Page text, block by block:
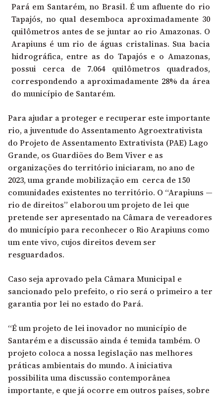
Pará em Santarém, no Brasil. É um afluente do rio
Tapajós, no qual desemboca aproximadamente 30
quilômetros antes de se juntar ao rio Amazonas. O
Arapiuns é um rio de águas cristalinas. Sua bacia
hidrográfica, entre as do Tapajós e o Amazonas,
possui cerca de 7.064 quilômetros quadrados,
correspondendo a aproximadamente 28% da área
do município de Santarém.
Para ajudar a proteger e recuperar este importante
rio, a juventude do Assentamento Agroextrativista
do Projeto de Assentamento Extrativista (PAE) Lago
Grande, os Guardiões do Bem Viver e as
organizações do território iniciaram, no ano de
2023, uma grande mobilização em cerca de 150
comunidades existentes no território. O “Arapiuns —
rio de direitos” elaborou um projeto de lei que
pretende ser apresentado na Câmara de vereadores
do município para reconhecer o Rio Arapiuns como
um ente vivo, cujos direitos devem ser
resguardados.
Caso seja aprovado pela Câmara Municipal e
sancionado pelo prefeito, o rio será o primeiro a ter
garantia por lei no estado do Pará.
“É um projeto de lei inovador no município de
Santarém e a discussão ainda é temida também. O
projeto coloca a nossa legislação nas melhores
práticas ambientais do mundo. A iniciativa
possibilita uma discussão contemporânea
importante, e que já ocorre em outros países, sobre